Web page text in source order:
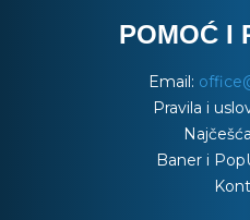
POMOĆ I
Email:
Pravila i
Baner i